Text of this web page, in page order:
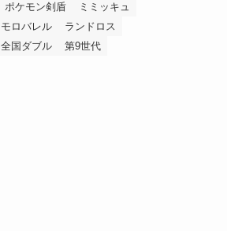
ポケモン剣盾
ミミッキュ
モロバレル
ランドロス
全国ダブル 第9世代